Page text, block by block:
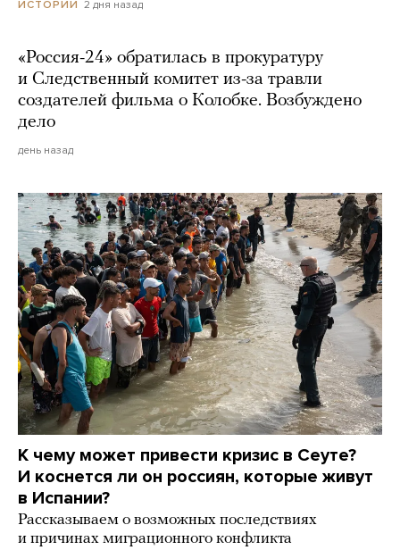
ИСТОРИИ 2 дня назад
«Россия-24» обратилась в прокуратуру
и Следственный комитет из-за травли
создателей фильма о Колобке. Возбуждено
дело
день назад
К чему может привести кризис в Сеуте?
И коснется ли он россиян, которые живут
в Испании?
Рассказываем о возможных последствиях
и причинах миграционного конфликта